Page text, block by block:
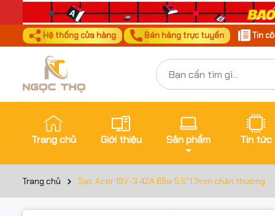
Hệ thống cửa hàng Bán hàng trực tuyến Tin
Trang chủ Giới thiệu Sản phẩm Tin tức
Trang chủ Sạc Acer 19V-3.42A 65w 5.5*1.7mm chân thường